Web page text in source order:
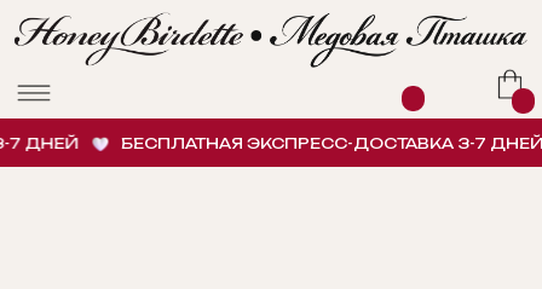
ДНЕЙ БЕСПЛАТНАЯ ЭКСПРЕСС-ДОСТАВКА 3-7 ДНЕЙ